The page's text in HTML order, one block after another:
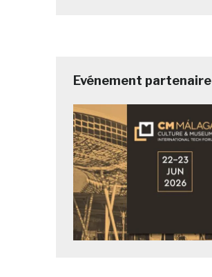
Evénement partenaire